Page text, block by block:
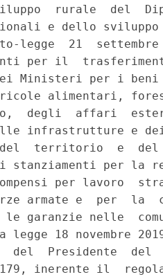
rurale  del
e dello
legge  21
per il
dei Ministeri per i
alimentari,
degli  affari
infrastrutture e
territorio  e  del
stanziamenti per
per lavoro
armate e  per  la
garanzie nelle
legge 18 novembre
del  Presidente  del
179, inerente il